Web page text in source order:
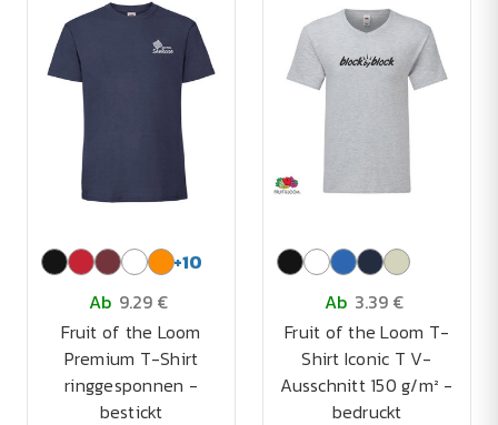
+10
Ab 9.29 €
Fruit of the Loom
Premium T-Shirt
ringgesponnen -
bestickt
Ab 3.39 €
Fruit of the Loom T-
Shirt Iconic T V-
Ausschnitt 150 g/m² -
bedruckt